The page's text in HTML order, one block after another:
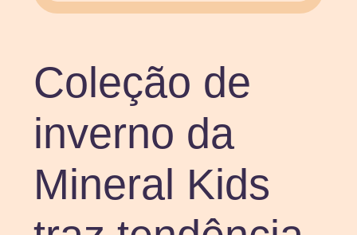
Coleção de
inverno da
Mineral Kids